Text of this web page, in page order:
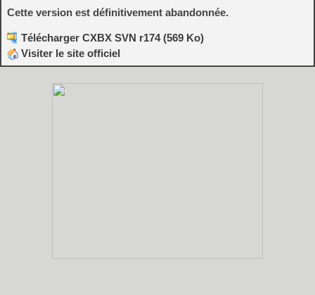
Cette version est définitivement abandonnée.
Télécharger CXBX SVN r174 (569 Ko)
Visiter le site officiel